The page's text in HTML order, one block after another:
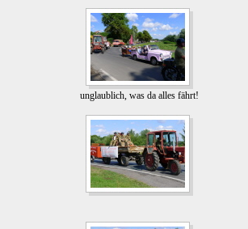
unglaublich, was da alles fährt!